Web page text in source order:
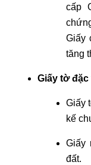
cấp
Giấy
tăng
Giấy tờ đặc
Giấy
kế
Giấy
đất.